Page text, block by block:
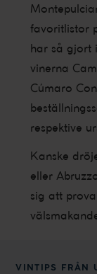
favoritlistor
har så gjort
vinerna
Cúmaro
respektive
Kanske
eller
sig att
VINTIPS FRÅN